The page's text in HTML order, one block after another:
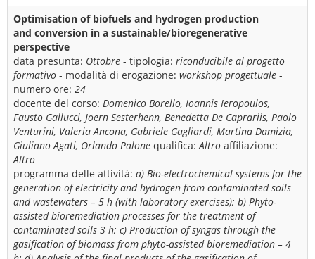
Optimisation of biofuels and hydrogen production
and conversion in a sustainable/bioregenerative
perspective
data presunta: Ottobre - tipologia: riconducibile al progetto
formativo - modalità di erogazione: workshop progettuale -
numero ore: 24
docente del corso: Domenico Borello, Ioannis Ieropoulos,
Fausto Gallucci, Joern Sesterhenn, Benedetta De Caprariis, Paolo
Venturini, Valeria Ancona, Gabriele Gagliardi, Martina Damizia,
Giuliano Agati, Orlando Palone qualifica:Altro affiliazione:
Altro
programma delle attività: a) Bio-electrochemical systems for the
generation of electricity and hydrogen from contaminated soils
and wastewaters – 5 h (with laboratory exercises); b) Phyto-
assisted bioremediation processes for the treatment of
contaminated soils 3 h; c) Production of syngas through the
gasification of biomass from phyto-assisted bioremediation – 4